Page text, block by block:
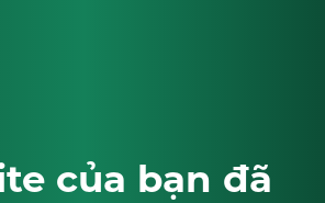
của bạn đã